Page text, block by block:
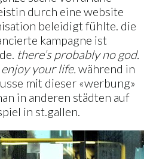
durch eine website
beleidigt fühlte. die
kampagne ist
there’s probably no god.
your life. während in
mit dieser «werbung»
in anderen städten auf
in st.gallen.